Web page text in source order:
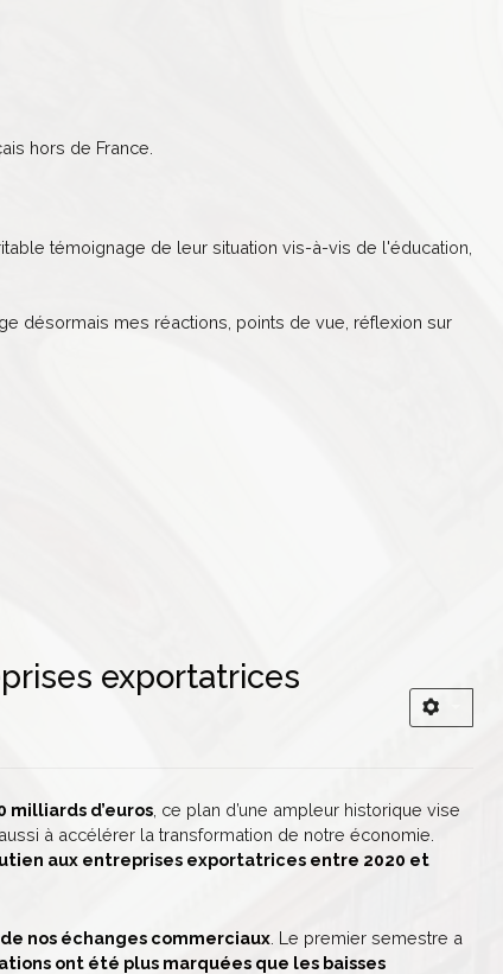
hors de France.
témoignage de leur situation vis-à-vis de l'éducation,
désormais mes réactions, points de vue, réflexion sur
exportatrices
milliards d’euros , ce plan d’une ampleur historique vise
à accélérer la transformation de notre économie.
aux entreprises exportatrices entre 2020 et
nos échanges commerciaux . Le premier semestre a
ont été plus marquées que les baisses